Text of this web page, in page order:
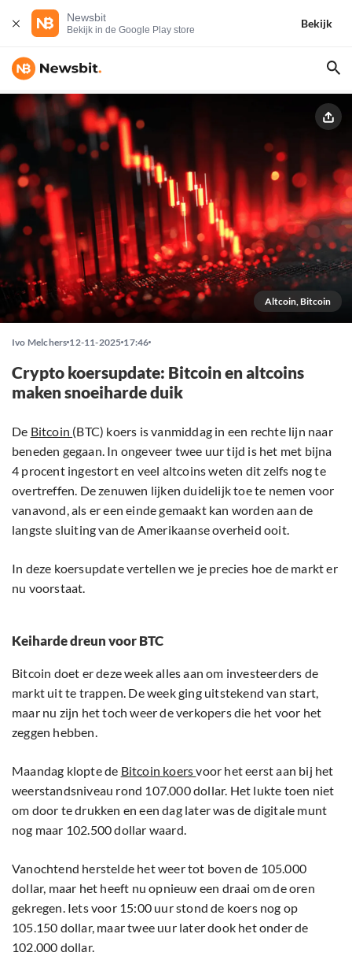
Newsbit
Bekijk in de Google Play store
Bekijk
Altcoin, Bitcoin
Ivo Melchers 12-11-2025 17:46
Crypto koersupdate: Bitcoin en altcoins
maken snoeiharde duik
De Bitcoin (BTC) koers is vanmiddag in een rechte lijn naar
beneden gegaan. In ongeveer twee uur tijd is het met bijna
4 procent ingestort en veel altcoins weten dit zelfs nog te
overtreffen. De zenuwen lijken duidelijk toe te nemen voor
vanavond, als er een einde gemaakt kan worden aan de
langste sluiting van de Amerikaanse overheid ooit.
In deze koersupdate vertellen we je precies hoe de markt er
nu voorstaat.
Keiharde dreun voor BTC
Bitcoin doet er deze week alles aan om investeerders de
markt uit te trappen. De week ging uitstekend van start,
maar nu zijn het toch weer de verkopers die het voor het
zeggen hebben.
Maandag klopte de Bitcoin koersvoor het eerst aan bij het
weerstandsniveau rond 107.000 dollar. Het lukte toen niet
om door te drukken en een dag later was de digitale munt
nog maar 102.500 dollar waard.
Vanochtend herstelde het weer tot boven de 105.000
dollar, maar het heeft nu opnieuw een draai om de oren
gekregen. Iets voor 15:00 uur stond de koers nog op
105.150 dollar, maar twee uur later dook het onder de
102.000 dollar.